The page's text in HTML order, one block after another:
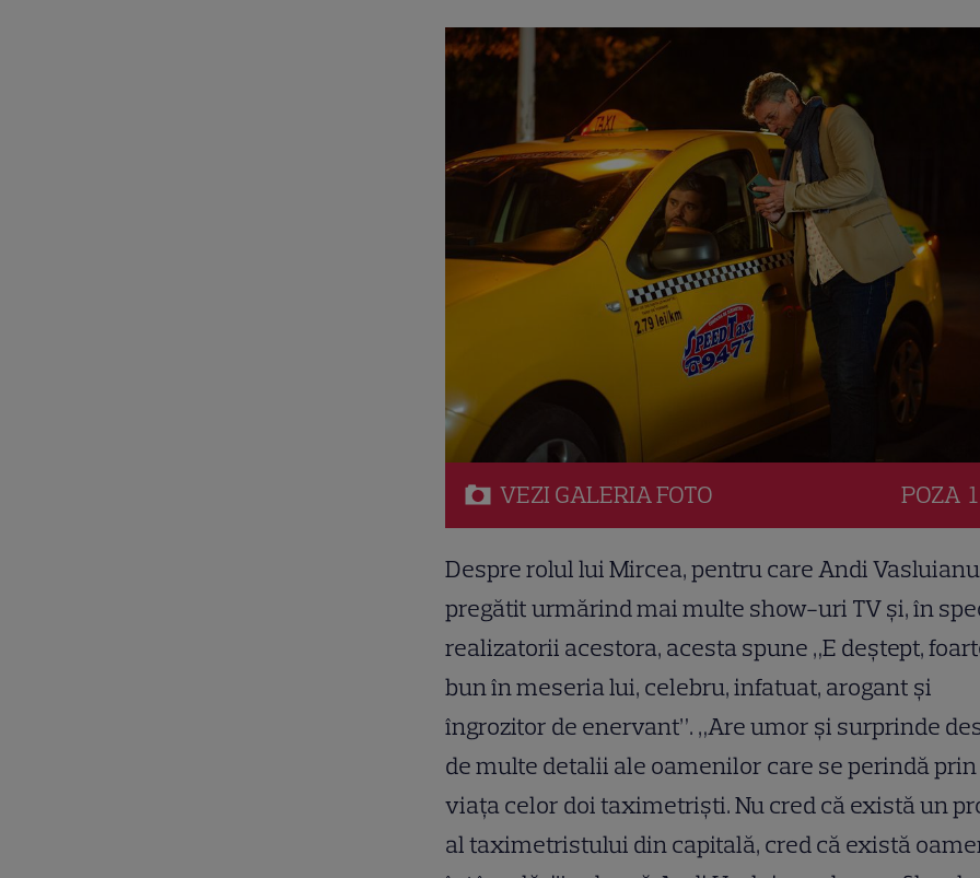
VEZI GALERIAFOTO POZA
Despre rolul lui Mircea, pentru care Andi
pregătit urmărind mai multe show-uri TV și, în
realizatorii acestora, acesta spune „E deștept,
bun în meseria lui, celebru, infatuat, arogant și
îngrozitor de enervant”. „Are umor și surprinde
de multe detalii ale oamenilor care se perindă prin
viața celor doi taximetriști. Nu cred că există un
al taximetristului din capitală, cred că există